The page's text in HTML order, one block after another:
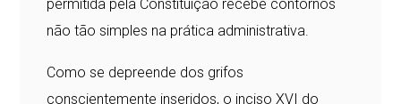
permitida pela Constituição recebe contornos
não tão simples na prática administrativa.
Como se depreende dos grifos
conscientemente inseridos, o inciso XVI do